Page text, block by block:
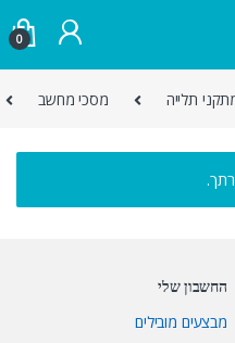
0
תלייה מסכי מחשב
החשבון שלי
מבצעים מובילים